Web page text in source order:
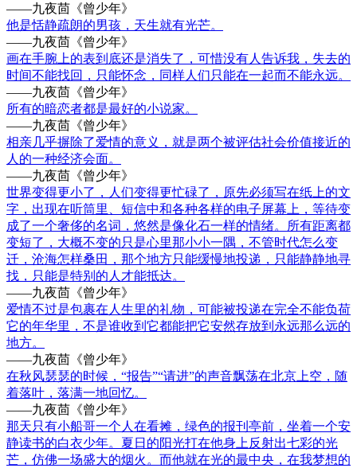
——九夜茴《曾少年》
他是恬静疏朗的男孩，天生就有光芒。
——九夜茴《曾少年》
画在手腕上的表到底还是消失了，可惜没有人告诉我，失去的
时间不能找回，只能怀念，同样人们只能在一起而不能永远。
——九夜茴《曾少年》
所有的暗恋者都是最好的小说家。
——九夜茴《曾少年》
相亲几乎摒除了爱情的意义，就是两个被评估社会价值接近的
人的一种经济会面。
——九夜茴《曾少年》
世界变得更小了，人们变得更忙碌了，原先必须写在纸上的文
字，出现在听筒里、短信中和各种各样的电子屏幕上，等待变
成了一个奢侈的名词，悠然是像化石一样的情绪。所有距离都
变短了，大概不变的只是心里那小小一隅，不管时代怎么变
迁，沧海怎样桑田，那个地方只能缓慢地投递，只能静静地寻
找，只能是特别的人才能抵达。
——九夜茴《曾少年》
爱情不过是包裹在人生里的礼物，可能被投递在完全不能负荷
它的年华里，不是谁收到它都能把它安然存放到永远那么远的
地方。
——九夜茴《曾少年》
在秋风瑟瑟的时候，“报告”“请进”的声音飘荡在北京上空，随
着落叶，落满一地回忆。
——九夜茴《曾少年》
那天只有小船哥一个人在看摊，绿色的报刊亭前，坐着一个安
静读书的白衣少年。夏日的阳光打在他身上反射出七彩的光
芒，仿佛一场盛大的烟火。而他就在光的最中央，在我梦想的